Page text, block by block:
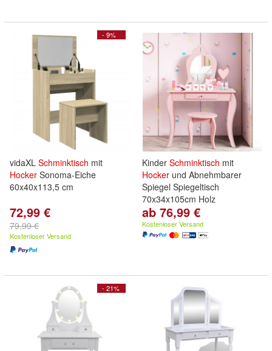
- 9%
vidaXL Schminktisch mit
Hocker Sonoma-Eiche
60x40x113,5 cm
72,99 €
79,99 €
Kostenloser Versand
Kinder Schminktisch mit
Hocker und Abnehmbarer
Spiegel Spiegeltisch
70x34x105cm Holz
ab 76,99 €
Kostenloser Versand
- 21%